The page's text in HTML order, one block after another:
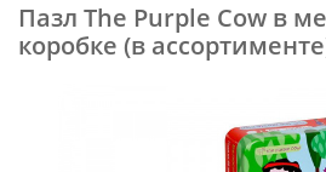
Пазл The Purple Cow в
коробке (в